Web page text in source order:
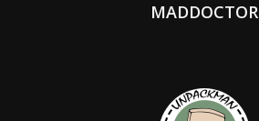
MADDOCTOR